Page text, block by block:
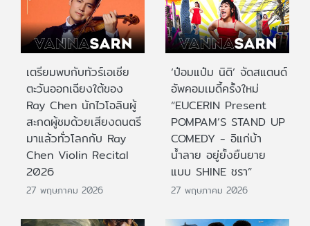
เตรียมพบกับทัวร์เอเชีย
ตะวันออกเฉียงใต้ของ
Ray Chen นักไวโอลินผู้
สะกดผู้ชมด้วยเสียงดนตรี
มาแล้วทั่วโลกกับ Ray
Chen Violin Recital
2026
27 พฤษภาคม 2026
‘ป๋อมแป๋ม นิติ’ จัดสแตนด์
อัพคอมเมดี้ครั้งใหม่
“EUCERIN Present
POMPAM’S STAND UP
COMEDY - อิแก่บ้า
น้ำลาย อยู่ยั้งยืนยาย
แบบ SHINE ชรา”
27 พฤษภาคม 2026